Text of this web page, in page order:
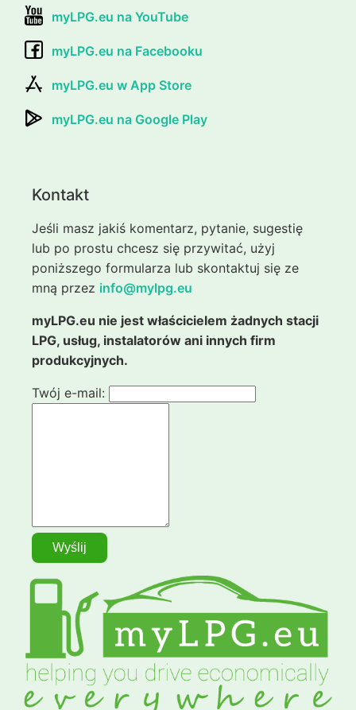
myLPG.eu na YouTube
myLPG.eu na Facebooku
myLPG.eu w App Store
myLPG.eu na Google Play
Kontakt
Jeśli masz jakiś komentarz, pytanie, sugestię
lub po prostu chcesz się przywitać, użyj
poniższego formularza lub skontaktuj się ze
mną przez info@mylpg.eu
myLPG.eu nie jest właścicielem żadnych stacji
LPG, usług, instalatorów ani innych firm
produkcyjnych.
Twój e-mail: